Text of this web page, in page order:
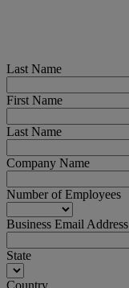
Last Name
First Name
Last Name
Company Name
Number of Employees
Business Email Address
State